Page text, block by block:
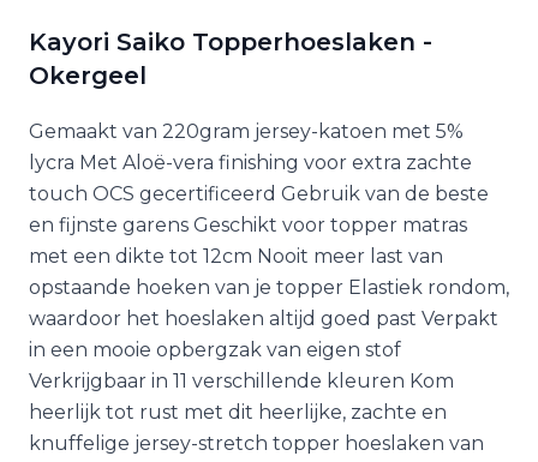
Kayori Saiko Topperhoeslaken -
Okergeel
Gemaakt van 220gram jersey-katoen met 5%
lycra Met Aloë-vera finishing voor extra zachte
touch OCS gecertificeerd Gebruik van de beste
en fijnste garens Geschikt voor topper matras
met een dikte tot 12cm Nooit meer last van
opstaande hoeken van je topper Elastiek rondom,
waardoor het hoeslaken altijd goed past Verpakt
in een mooie opbergzak van eigen stof
Verkrijgbaar in 11 verschillende kleuren Kom
heerlijk tot rust met dit heerlijke, zachte en
knuffelige jersey-stretch topper hoeslaken van